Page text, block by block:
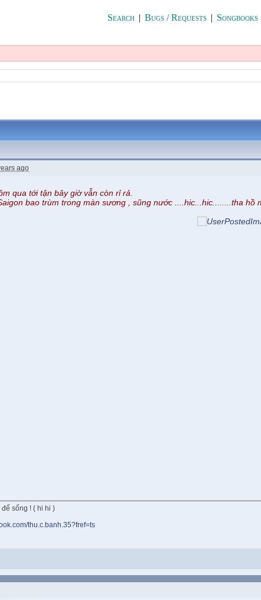
Search | Bugs / Requests | Songbooks
ago
qua tới tận bây giờ vẫn còn rỉ rả.
bao trùm trong màn sương , sũng nước ....hic...hic........tha hồ
sống ! ( hi hi )
thu.c.banh.35?fref=ts